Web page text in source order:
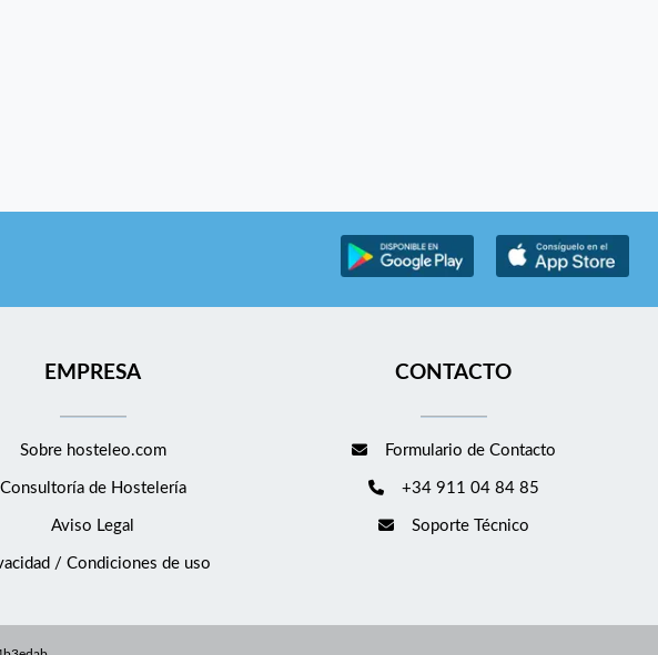
EMPRESA
Sobre hosteleo.com
Consultoría de Hostelería
Aviso Legal
/ Condiciones de uso
CONTACTO
Formulario de Contacto
+34 911 04 84 85
Soporte Técnico